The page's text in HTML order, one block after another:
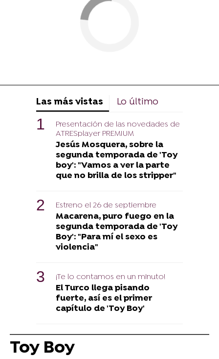
Las más vistas Lo último
Presentación de las novedades de
ATRESplayer PREMIUM
Jesús Mosquera, sobre la
segunda temporada de 'Toy
boy': "Vamos a ver la parte
que no brilla de los stripper"
Estreno el 26 de septiembre
Macarena, puro fuego en la
segunda temporada de 'Toy
Boy': "Para mí el sexo es
violencia"
¡Te lo contamos en un minuto!
El Turco llega pisando
fuerte, así es el primer
capítulo de 'Toy Boy'
Toy Boy